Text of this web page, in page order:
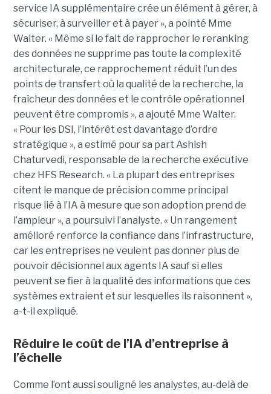
service IA supplémentaire crée un élément à gérer, à
sécuriser, à surveiller et à payer », a pointé Mme
Walter. « Même si le fait de rapprocher le reranking
des données ne supprime pas toute la complexité
architecturale, ce rapprochement réduit l’un des
points de transfert où la qualité de la recherche, la
fraîcheur des données et le contrôle opérationnel
peuvent être compromis », a ajouté Mme Walter.
« Pour les DSI, l’intérêt est davantage d’ordre
stratégique », a estimé pour sa part Ashish
Chaturvedi, responsable de la recherche exécutive
chez HFS Research. « La plupart des entreprises
citent le manque de précision comme principal
risque lié à l’IA à mesure que son adoption prend de
l’ampleur », a poursuivi l’analyste. « Un rangement
amélioré renforce la confiance dans l’infrastructure,
car les entreprises ne veulent pas donner plus de
pouvoir décisionnel aux agents IA sauf si elles
peuvent se fier à la qualité des informations que ces
systèmes extraient et sur lesquelles ils raisonnent »,
a-t-il expliqué.
Réduire le coût de l’IA d’entreprise à
l’échelle
Comme l’ont aussi souligné les analystes, au-delà de